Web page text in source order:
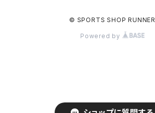
HYBEX（ハイベックス）© SPORTS SHOP RUNNER
Powered by